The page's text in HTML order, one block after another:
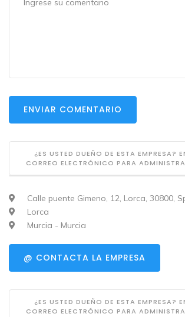
ENVIAR COMENTARIO
¿ES USTED DUEÑO DE ESTA EMPRESA?
CORREO ELECTRÓNICO PARA
Calle puente Gimeno, 12, Lorca, 30800,
Lorca
Murcia - Murcia
@ CONTACTA LA EMPRESA
¿ES USTED DUEÑO DE ESTA EMPRESA?
CORREO ELECTRÓNICO PARA